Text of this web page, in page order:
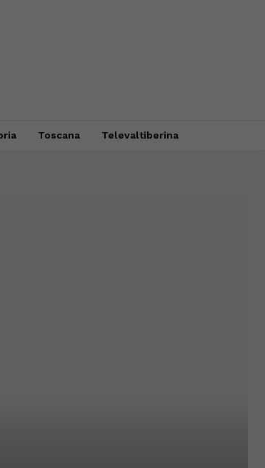
Toscana Televaltiberina